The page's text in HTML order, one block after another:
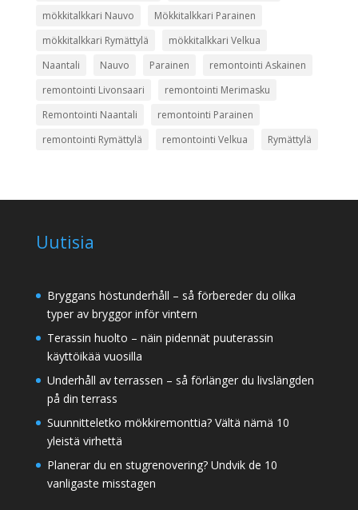
mökkitalkkari Nauvo
Mökkitalkkari Parainen
mökkitalkkari Rymättylä
mökkitalkkari Velkua
Naantali
Nauvo Parainen
remontointi Askainen
remontointi Livonsaari
remontointi Merimasku
Remontointi Naantali
remontointi Parainen
remontointi Rymättylä
remontointi Velkua Rymättylä
Uutisia
Bryggans höstunderhåll – så förbereder du olika
typer av bryggor inför vintern
Terassin huolto – näin pidennät puuterassin
käyttöikää vuosilla
Underhåll av terrassen – så förlänger du livslängden
på din terrass
Suunnitteletko mökkiremonttia? Vältä nämä 10
yleistä virhettä
Planerar du en stugrenovering? Undvik de 10
vanligaste misstagen